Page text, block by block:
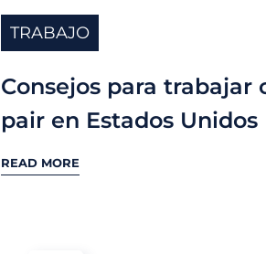
TRABAJO
Consejos para trabajar
pair en Estados Unidos
READ MORE